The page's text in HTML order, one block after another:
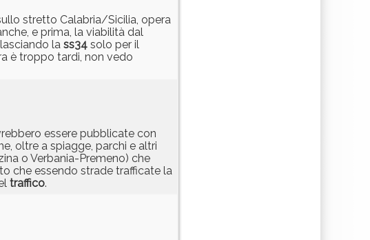
stretto Calabria/Sicilia, opera
e prima, la viabilità dal
la ss34 solo per il
è troppo tardi, non vedo
essere pubblicate con
oltre a spiagge, parchi e altri
o Verbania-Premeno) che
che essendo strade trafficate la
traffico.